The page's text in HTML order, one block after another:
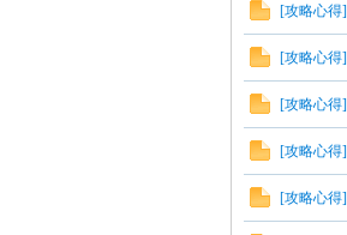
[攻略心得]
[攻略心得]
[攻略心得]
[攻略心得]
[攻略心得]